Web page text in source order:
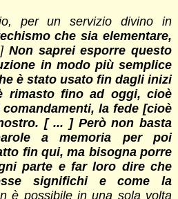
per un servizio divino in
che sia elementare,
Non saprei esporre questo
in modo più semplice
è stato usato fin dagli inizi
rimasto fino ad oggi, cioè
la fede [cioè
[ ... ] Però non basta
a memoria per poi
fin qui, ma bisogna porre
parte e far loro dire che
significhi e come la
è possibile in una sola volta